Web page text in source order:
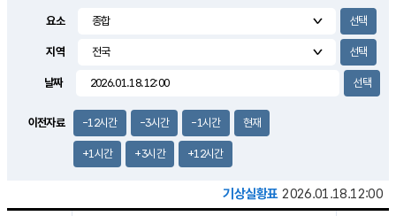
2.6m/s
요소
지역
날짜
이전자료 -12시간 -3시간 -1시간 현재
+1시간 +3시간 +12시간
기상실황표 2026.01.18.12:00